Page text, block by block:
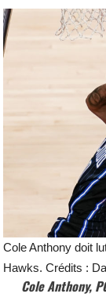
Cole Anthony doit
Hawks. Crédits :
Cole Anthony,